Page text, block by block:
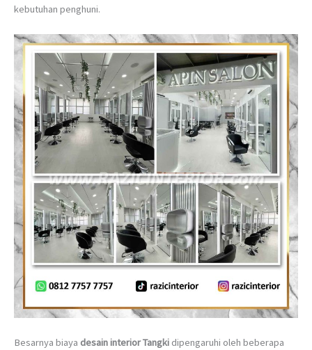
kebutuhan penghuni.
Besarnya biaya desain interior Tangki dipengaruhi oleh beberapa